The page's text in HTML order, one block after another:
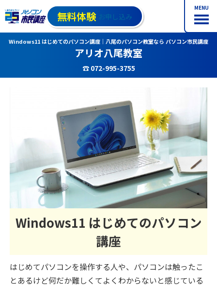
MENU
無料体験 お申し込み
Windows11 はじめてのパソコン講座｜八尾のパソコン教室なら パソコン市民講座
アリオ八尾教室
☎ 072-995-3755
Windows11 はじめてのパソコン
講座
はじめてパソコンを操作する人や、パソコンは触ったこ
とあるけど何だか難しくてよくわからないと感じている